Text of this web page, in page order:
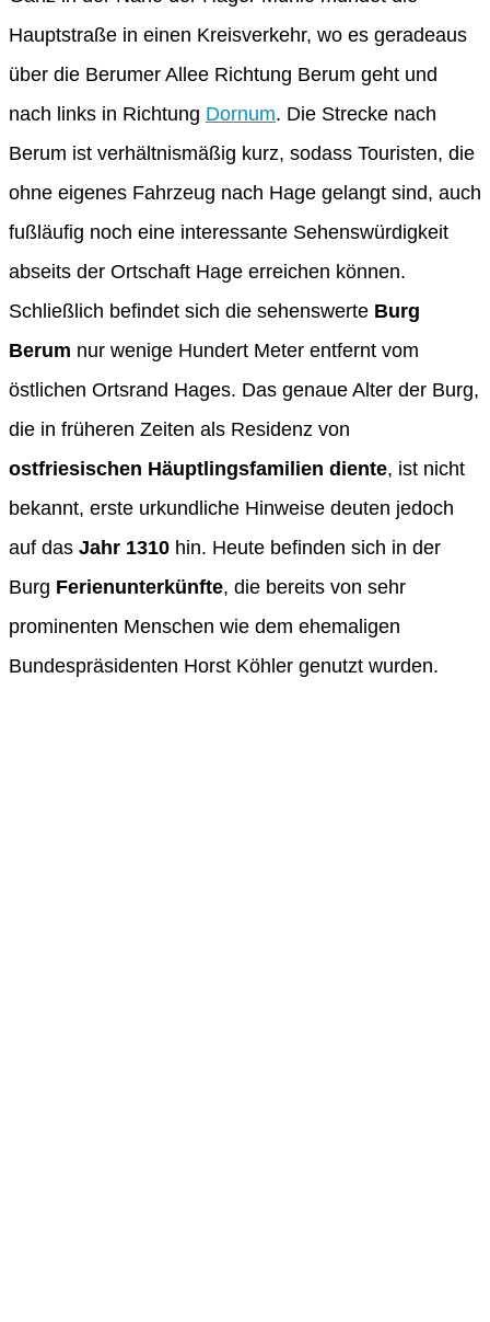
Hauptstraße in einen Kreisverkehr, wo es geradeaus
über die Berumer Allee Richtung Berum geht und
nach links in Richtung Dornum. Die Strecke nach
Berum ist verhältnismäßig kurz, sodass Touristen, die
ohne eigenes Fahrzeug nach Hage gelangt sind, auch
fußläufig noch eine interessante Sehenswürdigkeit
abseits der Ortschaft Hage erreichen können.
Schließlich befindet sich die sehenswerte Burg
Berum nur wenige Hundert Meter entfernt vom
östlichen Ortsrand Hages. Das genaue Alter der Burg,
die in früheren Zeiten als Residenz von
ostfriesischen Häuptlingsfamilien diente, ist nicht
bekannt, erste urkundliche Hinweise deuten jedoch
auf das Jahr 1310 hin. Heute befinden sich in der
Burg Ferienunterkünfte, die bereits von sehr
prominenten Menschen wie dem ehemaligen
Bundespräsidenten Horst Köhler genutzt wurden.